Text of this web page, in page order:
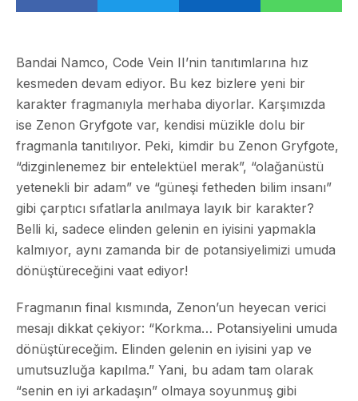
Bandai Namco, Code Vein II’nin tanıtımlarına hız
kesmeden devam ediyor. Bu kez bizlere yeni bir
karakter fragmanıyla merhaba diyorlar. Karşımızda
ise Zenon Gryfgote var, kendisi müzikle dolu bir
fragmanla tanıtılıyor. Peki, kimdir bu Zenon Gryfgote,
“dizginlenemez bir entelektüel merak”, “olağanüstü
yetenekli bir adam” ve “güneşi fetheden bilim insanı”
gibi çarptıcı sıfatlarla anılmaya layık bir karakter?
Belli ki, sadece elinden gelenin en iyisini yapmakla
kalmıyor, aynı zamanda bir de potansiyelimizi umuda
dönüştüreceğini vaat ediyor!
Fragmanın final kısmında, Zenon’un heyecan verici
mesajı dikkat çekiyor: “Korkma… Potansiyelini umuda
dönüştüreceğim. Elinden gelenin en iyisini yap ve
umutsuzluğa kapılma.” Yani, bu adam tam olarak
“senin en iyi arkadaşın” olmaya soyunmuş gibi